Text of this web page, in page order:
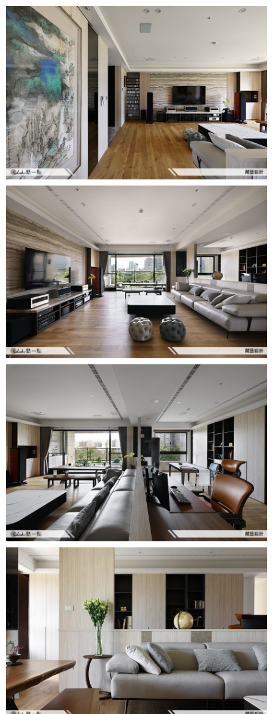
51坪以上
休閒
北歐
古典
鄉村
工業
奢華
日式
中式
美式
151萬~250萬
251萬以上
台中
台南 高雄
房屋仲介方案
室內設計師方案
傢俱建材商方案
一般屋主方案
裝潢輕鬆點
2房2聽 - 基本版
2房2廳 - 精裝版
3房2聽 - 基本版
3房2廳 - 精裝版
老屋翻新
主題精選
設計知識+
國外案例
設計私房話
台北市
新北市
桃園市
新竹市
基隆市